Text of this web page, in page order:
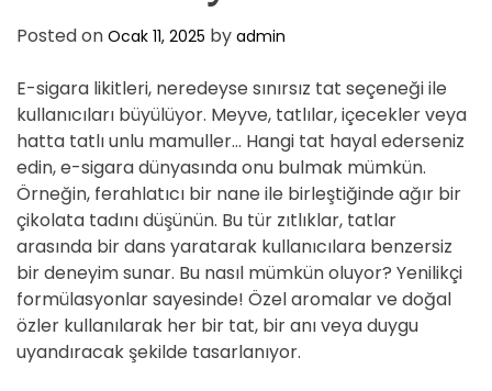
Posted on Ocak 11, 2025 by admin
E-sigara likitleri, neredeyse sınırsız tat seçeneği ile
kullanıcıları büyülüyor. Meyve, tatlılar, içecekler veya
hatta tatlı unlu mamuller… Hangi tat hayal ederseniz
edin, e-sigara dünyasında onu bulmak mümkün.
Örneğin, ferahlatıcı bir nane ile birleştiğinde ağır bir
çikolata tadını düşünün. Bu tür zıtlıklar, tatlar
arasında bir dans yaratarak kullanıcılara benzersiz
bir deneyim sunar. Bu nasıl mümkün oluyor? Yenilikçi
formülasyonlar sayesinde! Özel aromalar ve doğal
özler kullanılarak her bir tat, bir anı veya duygu
uyandıracak şekilde tasarlanıyor.